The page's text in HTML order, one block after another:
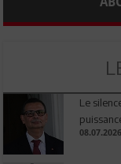
Le
08.07.2026